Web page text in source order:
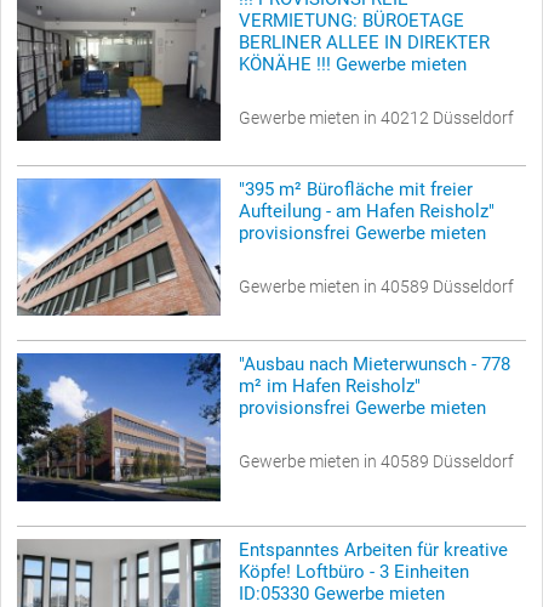
VERMIETUNG: BÜROETAGE
BERLINER ALLEE IN DIREKTER
KÖNÄHE !!! Gewerbe mieten
Gewerbe mieten in 40212 Düsseldorf
"395 m² Bürofläche mit freier
Aufteilung - am Hafen Reisholz"
provisionsfrei Gewerbe mieten
Gewerbe mieten in 40589 Düsseldorf
"Ausbau nach Mieterwunsch - 778
m² im Hafen Reisholz"
provisionsfrei Gewerbe mieten
Gewerbe mieten in 40589 Düsseldorf
Entspanntes Arbeiten für kreative
Köpfe! Loftbüro - 3 Einheiten
ID:05330 Gewerbe mieten